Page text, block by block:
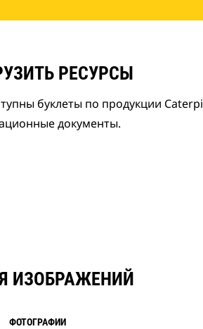
РЕСУРСЫ
буклеты по продукции
документы.
ИЗОБРАЖЕНИЙ
ФОТОГРАФИИ